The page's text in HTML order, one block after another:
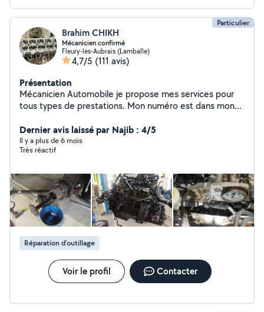
Particulier
Brahim CHIKH
Mécanicien confirmé
Fleury-les-Aubrais (Lamballe)
4,7/5 (111 avis)
Présentation
Mécanicien Automobile je propose mes services pour
tous types de prestations. Mon numéro est dans mon
courtois travail sérieux et propre. En pause
Dernier avis laissé par Najib : 4/5
Il y a plus de 6 mois
Très réactif
Réparation d’outillage
Voir le profil Contacter